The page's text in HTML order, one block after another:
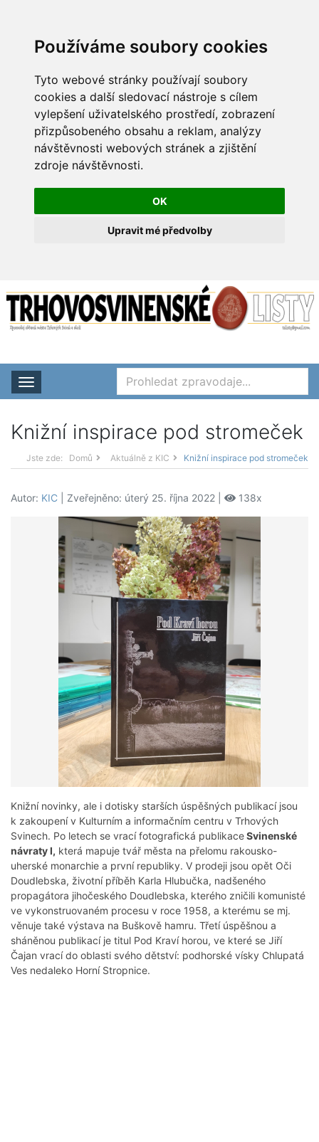
Používáme soubory cookies
Tyto webové stránky používají soubory
cookies a další sledovací nástroje s cílem
vylepšení uživatelského prostředí, zobrazení
přizpůsobeného obsahu a reklam, analýzy
návštěvnosti webových stránek a zjištění
zdroje návštěvnosti.
OK
Upravit mé předvolby
Rozbalit nabídku
Knižní inspirace pod stromeček
Jste zde: Domů Aktuálně z KIC Knižní inspirace pod stromeček
Autor: KIC | Zveřejněno: úterý 25. října 2022 | 138x
Knižní novinky, ale i dotisky starších úspěšných publikací jsou
k zakoupení v Kulturním a informačním centru v Trhových
Svinech. Po letech se vrací fotografická publikaceSvinenské
návraty I, která mapuje tvář města na přelomu rakousko-
uherské monarchie a první republiky. V prodeji jsou opět Oči
Doudlebska, životní příběh Karla Hlubučka, nadšeného
propagátora jihočeského Doudlebska, kterého zničili komunisté
ve vykonstruovaném procesu v roce 1958, a kterému se mj.
věnuje také výstava na Buškově hamru. Třetí úspěšnou a
sháněnou publikací je titul Pod Kraví horou, ve které se Jiří
Čajan vrací do oblasti svého dětství: podhorské vísky Chlupatá
Ves nedaleko Horní Stropnice.